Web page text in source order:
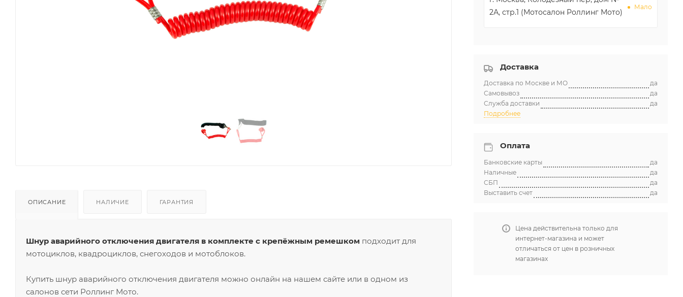
ОПИСАНИЕ НАЛИЧИЕ ГАРАНТИЯ
Шнур аварийного отключения двигателя в комплекте с крепёжным ремешком подходит для
мотоциклов, квадроциклов, снегоходов и мотоблоков.
Купить шнур аварийного отключения двигателя можно онлайн на нашем сайте или в одном из
салонов сети Роллинг Мото.
2А, стр.1 (Мотосалон Роллинг Мото)
Мало
Доставка
Доставка по Москве и МО
да
Самовывоз
да
Служба доставки
да
Подробнее
Оплата
Банковские карты
да
Наличные
да
СБП
да
Выставить счет
да
Цена действительна только для
интернет-магазина и может
отличаться от цен в розничных
магазинах